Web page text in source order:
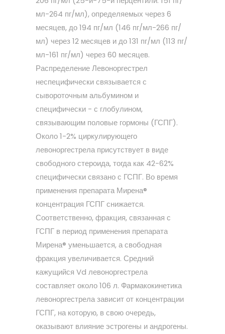
мл-264 пг/мл), определяемых через 6
месяцев, до 194 пг/мл (146 пг/мл-266 пг/
мл) через 12 месяцев и до 131 пг/мл (113 пг/
мл-161 пг/мл) через 60 месяцев.
Распределение Левоноргестрел
неспецифически связывается с
сывороточным альбумином и
специфически - с глобулином,
связывающим половые гормоны (ГСПГ).
Около 1-2% циркулирующего
левоноргестрела присутствует в виде
свободного стероида, тогда как 42-62%
специфически связано с ГСПГ. Во время
применения препарата Мирена®
концентрация ГСПГ снижается.
Соответственно, фракция, связанная с
ГСПГ в период применения препарата
Мирена® уменьшается, а свободная
фракция увеличивается. Средний
кажущийся Vd левоноргестрела
составляет около 106 л. Фармакокинетика
левоноргестрела зависит от концентрации
ГСПГ, на которую, в свою очередь,
оказывают влияние эстрогены и андрогены.